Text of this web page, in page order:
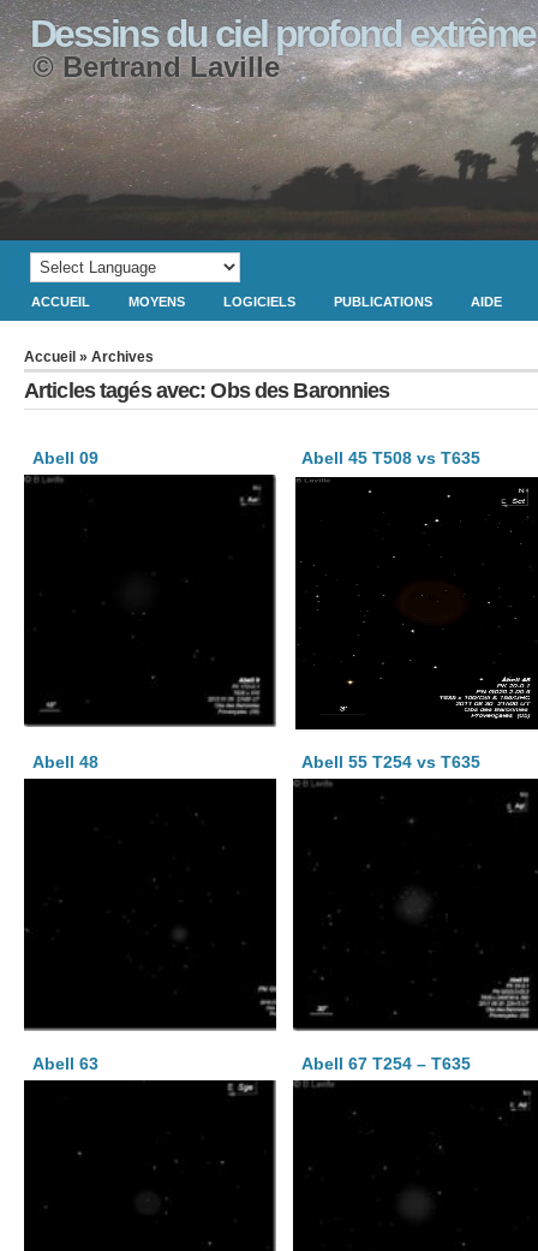
Dessins du ciel profond extrême
© Bertrand Laville
ACCUEIL MOYENS LOGICIELS PUBLICATIONS AIDE
Accueil » Archives
Articles tagés avec: Obs des Baronnies
Abell 09 Abell 45 T508 vs T635
Abell 48 Abell 55 T254 vs T635
Abell 63 Abell 67 T254 – T635